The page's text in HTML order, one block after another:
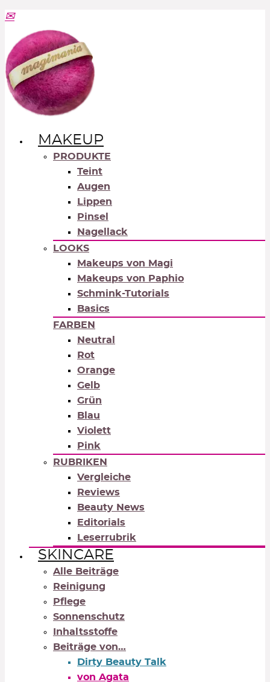
MAKEUP
PRODUKTE
Teint
Augen
Lippen
Pinsel
Nagellack
LOOKS
Makeups von Magi
Makeups von Paphio
Schmink-Tutorials
Basics
FARBEN
Neutral
Rot
Orange
Gelb
Grün
Blau
Violett
Pink
RUBRIKEN
Vergleiche
Reviews
Beauty News
Editorials
Leserrubrik
SKINCARE
Alle Beiträge
Reinigung
Pflege
Sonnenschutz
Inhaltsstoffe
Beiträge von…
Dirty Beauty Talk
von Agata